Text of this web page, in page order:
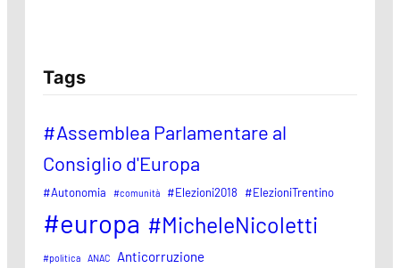
Tags
#Assemblea Parlamentare al
Consiglio d'Europa
#Autonomia #comunità #Elezioni2018 #ElezioniTrentino
#europa #MicheleNicoletti
#politica ANAC Anticorruzione